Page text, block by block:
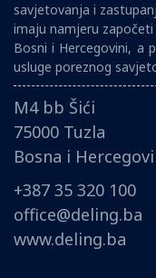
savjetovanja i
imaju namjeru
Bosni i Hercegovini, a
usluge poreznog
M4 bb Šići
75000 Tuzla
Bosna i
+387 35 320 100
office@deling.ba
www.deling.ba